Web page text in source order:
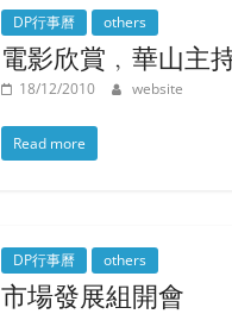
DP行事曆 others
電影欣賞﹐華山主
18/12/2010 website
Read more
DP行事曆 others
市場發展組開會